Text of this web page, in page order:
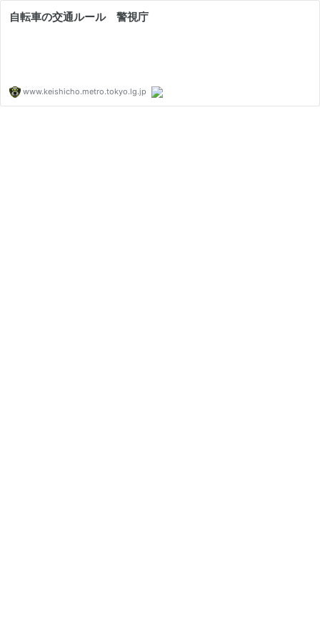
自転車の交通ルール 警視庁
www.keishicho.metro.tokyo.lg.jp